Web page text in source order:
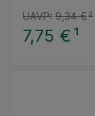
7,75 € ¹
UAVP: 9,34 €²